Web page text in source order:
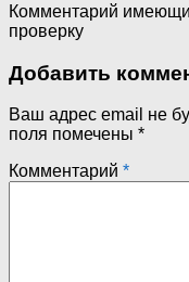
Комментарий
проверку
Добавить
Ваш адрес email не
поля помечены *
Комментарий *